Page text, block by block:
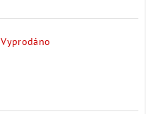
Vyprodáno